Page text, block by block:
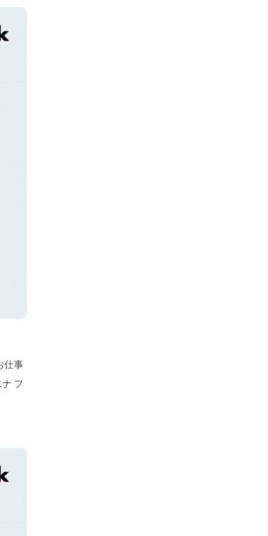
仕事
フ